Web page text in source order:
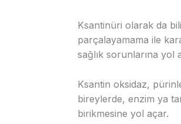
Ksantinüri olarak da
parçalayamama ile
sağlık sorunlarına
Ksantin oksidaz,
bireylerde, enzim ya
birikmesine yol açar.